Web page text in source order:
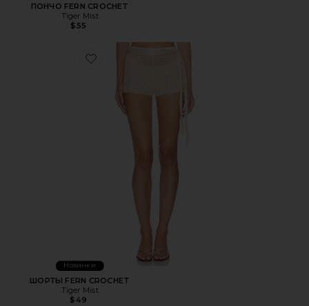
ПОНЧО FERN CROCHET
Tiger Mist
$55
Favorite ШОРТЫ FERN CROCHET
Новинки
ШОРТЫ FERN CROCHET
Tiger Mist
$49